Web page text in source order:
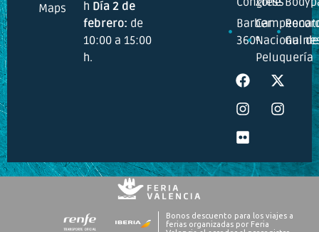
Maps
h Día 2 de
febrero: de
10:00 a 15:00
h.
Barber
360ºNacional de
Peluquería